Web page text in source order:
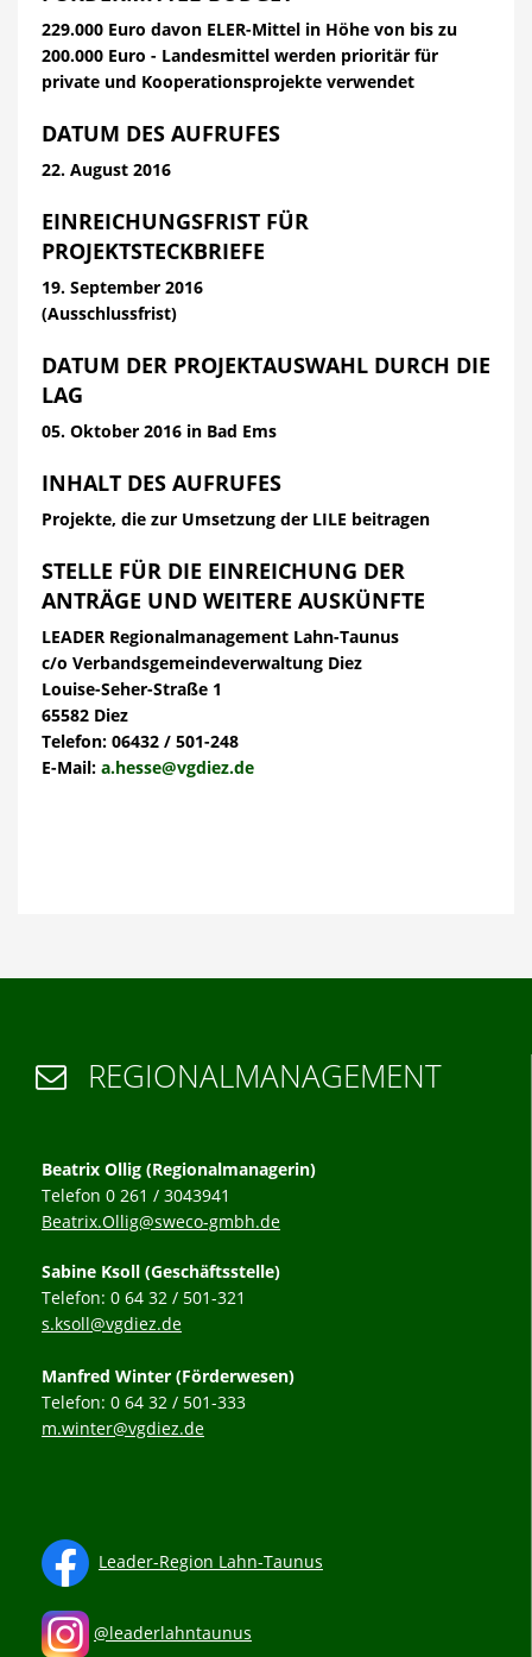
229.000 Euro davon ELER-Mittel in Höhe von bis zu
200.000 Euro - Landesmittel werden prioritär für
private und Kooperationsprojekte verwendet
DATUM DES AUFRUFES
22. August 2016
EINREICHUNGSFRIST FÜR
PROJEKTSTECKBRIEFE
19. September 2016
(Ausschlussfrist)
DATUM DER PROJEKTAUSWAHL DURCH DIE
LAG
05. Oktober 2016 in Bad Ems
INHALT DES AUFRUFES
Projekte, die zur Umsetzung der LILE beitragen
STELLE FÜR DIE EINREICHUNG DER
ANTRÄGE UND WEITERE AUSKÜNFTE
LEADER Regionalmanagement Lahn-Taunus
c/o Verbandsgemeindeverwaltung Diez
Louise-Seher-Straße 1
65582 Diez
Telefon: 06432 / 501-248
E-Mail: a.hesse@vgdiez.de
 REGIONALMANAGEMENT
Beatrix Ollig (Regionalmanagerin)
Telefon 0 261 / 3043941
Beatrix.Ollig@sweco-gmbh.de
Sabine Ksoll (Geschäftsstelle)
Telefon: 0 64 32 / 501-321
s.ksoll@vgdiez.de
Manfred Winter (Förderwesen)
Telefon: 0 64 32 / 501-333
m.winter@vgdiez.de
Leader-Region Lahn-Taunus
@leaderlahntaunus